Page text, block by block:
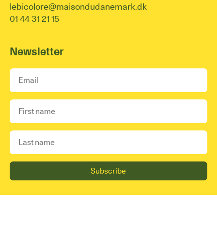
lebicolore@maisondudanemark.dk
01 44 31 21 15
Newsletter